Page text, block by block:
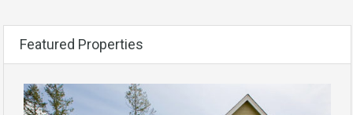
Featured Properties